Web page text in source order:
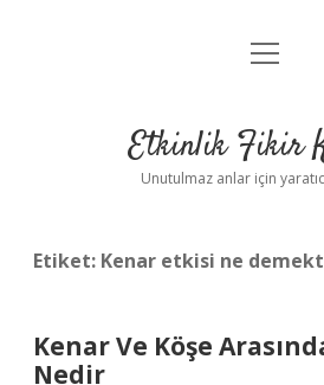
Anasayfa
Yasal Uyarı
menüyü
Etkinlik Fikir
Unutulmaz anlar için
Etiket: Kenar etkisi ne
Kenar Ve Köşe
Nedir